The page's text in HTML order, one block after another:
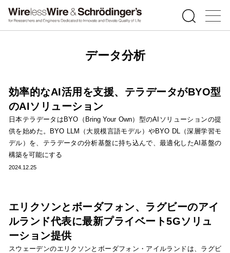
データ分析
効率的なAI活用を支援、テラデータがBYO型
のAIソリューション
日本テラデータはBYO（Bring Your Own）型のAIソリューションの提
供を始めた。BYO LLM（大規模言語モデル）やBYO DL（深層学習モ
デル）を、テラデータの分析基盤に持ち込んで、最適化したAI基盤の
構築を可能にする
2024.12.25
エリクソンとボーダフォン、ラグビーのアイ
ルランド代表に最新プライベート5Gソリュ
ーション提供
スウェーデンのエリクソンとボーダフォン・アイルランドは、ラグビ